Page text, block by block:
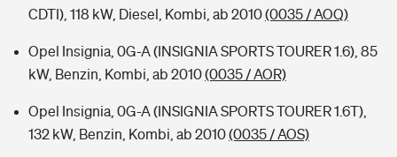
CDTI), 118 kW, Diesel, Kombi, ab 2010(0035 / AOQ)
Opel Insignia, 0G-A (INSIGNIA SPORTS TOURER 1.6), 85
kW, Benzin, Kombi, ab 2010(0035 / AOR)
Opel Insignia, 0G-A (INSIGNIA SPORTS TOURER 1.6T),
132 kW, Benzin, Kombi, ab 2010(0035 / AOS)